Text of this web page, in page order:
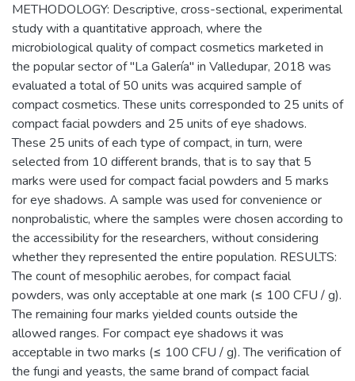
METHODOLOGY: Descriptive, cross-sectional, experimental
study with a quantitative approach, where the
microbiological quality of compact cosmetics marketed in
the popular sector of "La Galería" in Valledupar, 2018 was
evaluated a total of 50 units was acquired sample of
compact cosmetics. These units corresponded to 25 units of
compact facial powders and 25 units of eye shadows.
These 25 units of each type of compact, in turn, were
selected from 10 different brands, that is to say that 5
marks were used for compact facial powders and 5 marks
for eye shadows. A sample was used for convenience or
nonprobalistic, where the samples were chosen according to
the accessibility for the researchers, without considering
whether they represented the entire population. RESULTS:
The count of mesophilic aerobes, for compact facial
powders, was only acceptable at one mark (≤ 100 CFU / g).
The remaining four marks yielded counts outside the
allowed ranges. For compact eye shadows it was
acceptable in two marks (≤ 100 CFU / g). The verification of
the fungi and yeasts, the same brand of compact facial